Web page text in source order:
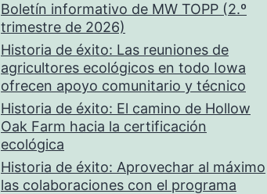
Boletín informativo de MW TOPP (2.º
trimestre de 2026)
Historia de éxito: Las reuniones de
agricultores ecológicos en todo Iowa
ofrecen apoyo comunitario y técnico
Historia de éxito: El camino de Hollow
Oak Farm hacia la certificación
ecológica
Historia de éxito: Aprovechar al máximo
las colaboraciones con el programa